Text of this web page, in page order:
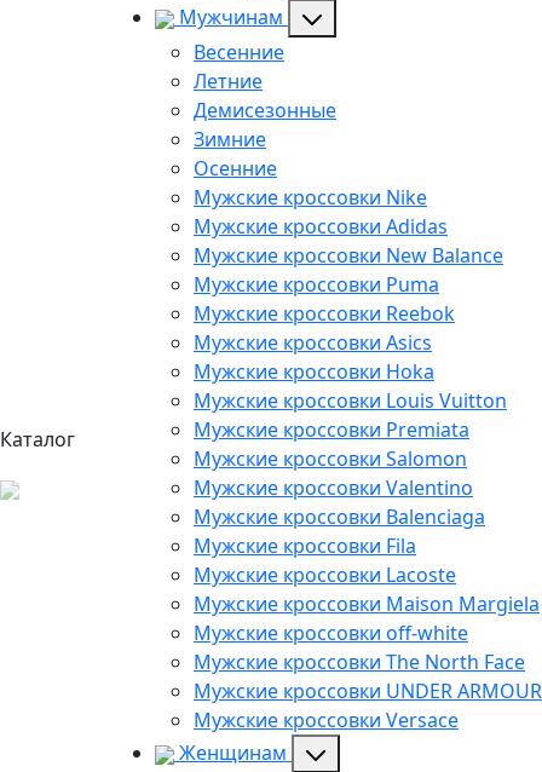
Каталог
Мужчинам
Весенние
Летние
Демисезонные
Зимние
Осенние
Мужские кроссовки Nike
Мужские кроссовки Adidas
Мужские кроссовки New Balance
Мужские кроссовки Puma
Мужские кроссовки Reebok
Мужские кроссовки Asics
Мужские кроссовки Hoka
Мужские кроссовки Louis Vuitton
Мужские кроссовки Premiata
Мужские кроссовки Salomon
Мужские кроссовки Valentino
Мужские кроссовки Balenciaga
Мужские кроссовки Fila
Мужские кроссовки Lacoste
Мужские кроссовки Maison Margiela
Мужские кроссовки off-white
Мужские кроссовки The North Face
Мужские кроссовки UNDER ARMOUR
Мужские кроссовки Versace
Женщинам